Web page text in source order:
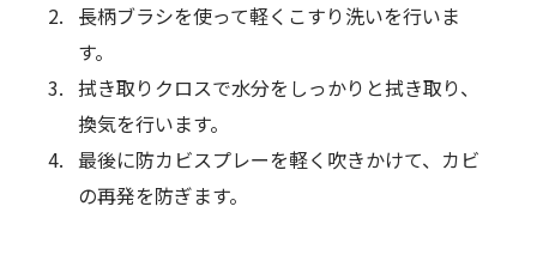
長柄ブラシを使って軽くこすり洗いを行いま
す。
拭き取りクロスで水分をしっかりと拭き取り、
換気を行います。
最後に防カビスプレーを軽く吹きかけて、カビ
の再発を防ぎます。